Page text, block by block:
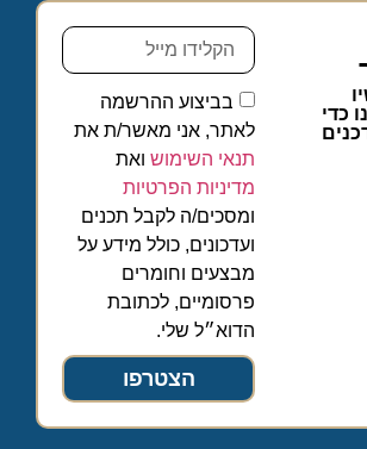
כדי
בביצוע ההרשמה
לאתר, אני מאשר/ת את
תנאי השימוש ואת
מדיניות הפרטיות
ומסכים/ה לקבל תכנים
ועדכונים, כולל מידע על
מבצעים וחומרים
פרסומיים, לכתובת
הדוא״ל שלי.
הצטרפו